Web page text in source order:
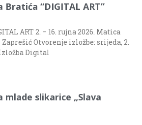
Bratića “DIGITAL ART”
ART 2. – 16. rujna 2026. Matica
Otvorenje izložbe: srijeda, 2.
Digital
mlade slikarice „Slava